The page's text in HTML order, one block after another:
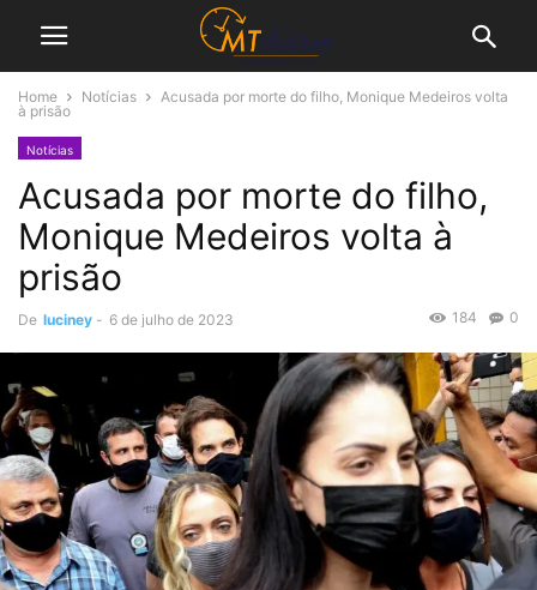
Home Notícias
Acusada por morte do filho, Monique Medeiros volta
à prisão
Notícias
Acusada por morte do filho,
Monique Medeiros volta à
prisão
De luciney - 6 de julho de 2023 0
184